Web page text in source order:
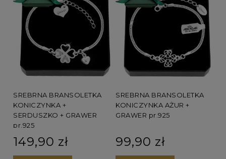
SREBRNA BRANSOLETKA
KONICZYNKA +
SERDUSZKO + GRAWER
pr.925
149,90 zł
SREBRNA BRANSOLETKA
KONICZYNKA AŻUR +
GRAWER pr.925
99,90 zł